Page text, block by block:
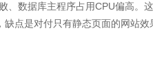
、数据库主程序占用CPU偏高。
点是对付只有静态页面的网站